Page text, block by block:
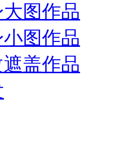
图作品
图作品
盖作品